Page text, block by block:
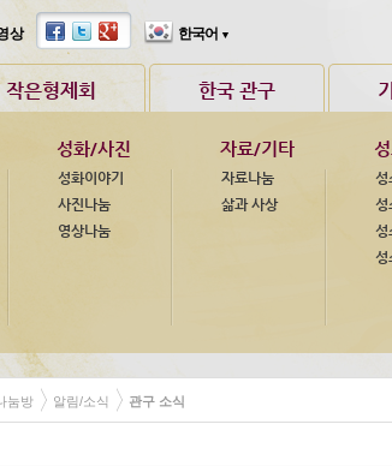
상
한국어 ▼
작은형제회 한국 관구
교육회관
의 집
강릉 애지람
제기동 빈민식당
한사랑 공동체
정평창보(JPIC)
임상사목 교육
재가복지 센터
성화/사진
성화이야기
사진나눔
영상나눔
자료/기타
자료나눔
삶과 사상
성
성
성
성
눔방 알림/소식 관구 소식